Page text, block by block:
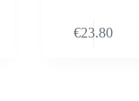
€23.80